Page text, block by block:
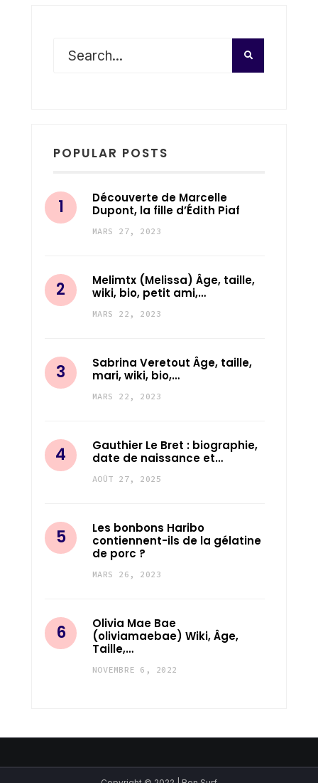
POPULAR POSTS
Découverte de Marcelle
Dupont, la fille d’Édith Piaf
MARS 27, 2023
Melimtx (Melissa) Âge, taille,
wiki, bio, petit ami,…
MARS 22, 2023
Sabrina Veretout Âge, taille,
mari, wiki, bio,…
MARS 22, 2023
Gauthier Le Bret : biographie,
date de naissance et…
AOÛT 27, 2025
Les bonbons Haribo
contiennent-ils de la gélatine
de porc ?
MARS 26, 2023
Olivia Mae Bae
(oliviamaebae) Wiki, Âge,
Taille,…
NOVEMBRE 6, 2022